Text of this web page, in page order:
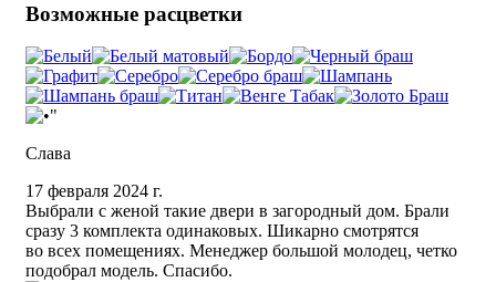
Возможные расцветки
Слава
17 февраля 2024 г.
Выбрали с женой такие двери в загородный дом. Брали
сразу 3 комплекта одинаковых. Шикарно смотрятся
во всех помещениях. Менеджер большой молодец, четко
подобрал модель. Спасибо.